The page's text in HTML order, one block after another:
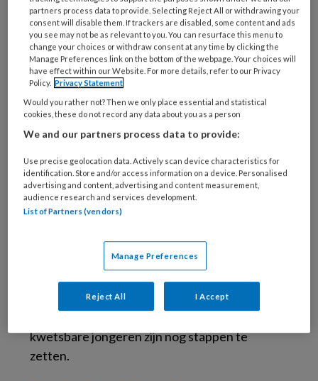
overstijgende samenwerking.
Focus op mannen 40-70
jaar en sociaal kwetsbare
jongeren
Het is belangrijk dat er meer onderzoek
plaatsvindt naar wat de specifieke groep
mannen van 40-70 jaar tot wanhoop drijft en
suïcide de enige uitweg lijkt. Nabestaanden
geven aan dat zij het in veel gevallen niet zagen
aankomen, terwijl bij bestudering van de
specifieke casus er achteraf wel aanwijzingen
zijn die beter geduid hadden kunnen worden
en mogelijk aanleiding hadden kunnen zijn voor
kwetsbare jongeren zijn nog stappen te
zetten.
partners process data to provide. Selecting Reject All or withdrawing your
consent will disable them. If trackers are disabled, some content and ads
you see may not be as relevant to you. You can resurface this menu to
change your choices or withdraw consent at any time by clicking the
Manage Preferences link on the bottom of the webpage. Your choices will
have effect within our Website. For more details, refer to our Privacy
Policy. Privacy Statement
Would you rather not? Then we only place essential and statistical
cookies, these do not record any data about you as a person
We and our partners process data to provide:
Use precise geolocation data. Actively scan device characteristics for
identification. Store and/or access information on a device. Personalised
advertising and content, advertising and content measurement,
audience research and services development.
List of Partners (vendors)
Manage Preferences
Reject All I Accept